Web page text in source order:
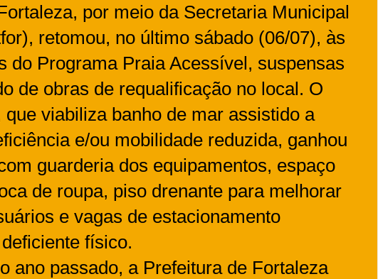
por meio da Secretaria Municipal
retomou, no último sábado (06/07), às
do Programa Praia Acessível, suspensas
de obras de requalificação no local. O
viabiliza banho de mar assistido a
e/ou mobilidade reduzida, ganhou
guarderia dos equipamentos, espaço
de roupa, piso drenante para melhorar
e vagas de estacionamento
físico.
ano passado, a Prefeitura de Fortaleza